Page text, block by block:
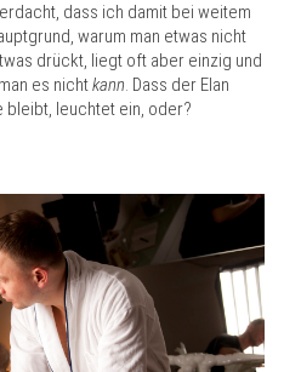
dass ich damit bei weitem
warum man etwas nicht
drückt, liegt oft aber einzig und
es nichtkann. Dass der Elan
leuchtet ein, oder?